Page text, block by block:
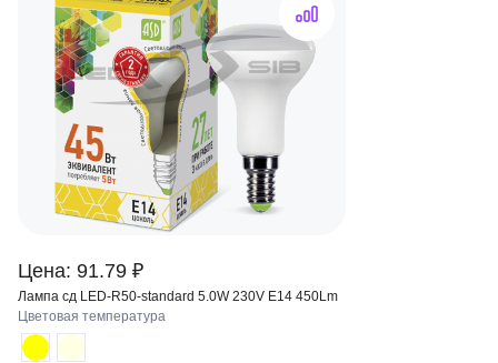
Цена: 91.79 ₽
Лампа сд LED-R50-standard 5.0W 230V Е14 450Lm
Цветовая температура